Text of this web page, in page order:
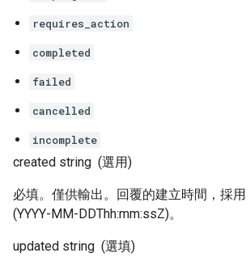
requires_action
completed
failed
cancelled
incomplete
created string (選用)
必填。僅供輸出。回覆的建立時間，採用
(YYYY-MM-DDThh:mm:ssZ)。
updated string (選填)